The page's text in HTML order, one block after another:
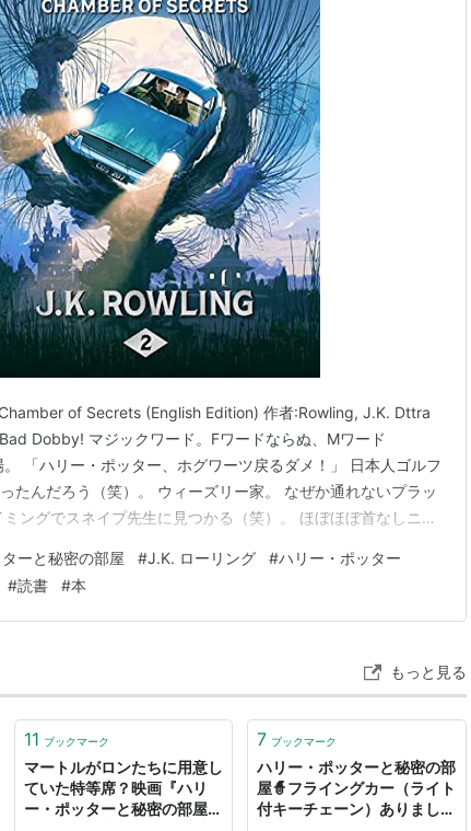
リー・ポッターと秘密の部屋 特別版 [DVD]
版社/メーカー:ワーナー・ホーム・ビデオ
日:2003/04/25
ディア:DVD
入: 2人クリック: 25回
の商品を含むブログ (34件) を見る
・ポッターと秘密の部屋 [Blu-ray]
2008/06/11
:Blu-ray
クリック
: 17回
を含むブログ (11件) を見る
リー・ポッターと秘密の部屋
ーティスト:サントラ
入: 1人クリック: 8回
の商品を含むブログ (6件) を見る
of Secrets (English Edition) 作者:Rowling, J.K. Dttra
Dobby! マジックワード。Fワードならぬ、Mワード
。 「ハリー・ポッター、ホグワーツ戻るダメ！」 日本人ゴルフ
たんだろう（笑）。 ウィーズリー家。 なぜか通れないプラッ
ミングでスネイプ先生に見つかる（笑）。 ほぼほぼ首なしニッ
ーと秘密の部屋 #J.K. ローリング #ハリー・ポッター
#読書 #本
もっと見る
11 ブックマーク
マートルがロンたちに用意し
ていた特等席？映画『ハリ
ー・ポッターと秘密の部屋』
7 ブックマーク
ハリー・ポッターと秘密の部
屋🧙フライングカー（ライト
付キーチェーン）ありました